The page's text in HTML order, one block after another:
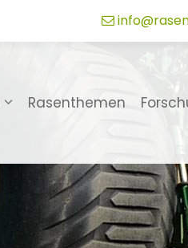
Rasenthemen